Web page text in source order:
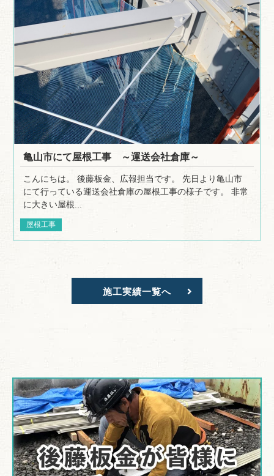
亀山市にて屋根工事 ～運送会社倉庫～
こんにちは。 後藤板金、広報担当です。 先日より亀山市
にて行っている運送会社倉庫の屋根工事の様子です。 非常
に大きい屋根...
屋根工事
施工実績一覧へ